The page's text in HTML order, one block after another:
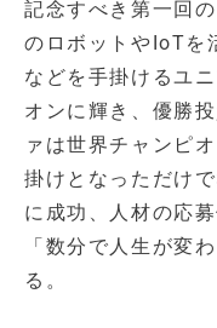
記念すべき第一回
のロボットやIoTを
などを手掛けるユ
オンに輝き、優勝
ァは世界チャンピ
掛けとなっただけ
に成功、人材の応
「数分で人生が変
る。